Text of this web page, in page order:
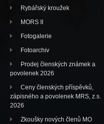
Rybářský kroužek
MORS II
Fotogalerie
Fotoarchiv
Prodej členských známek a
povolenek 2026
Ceny členských příspěvků,
zápisného a povolenek MRS, z.s.
2026
Zkoušky nových členů MO